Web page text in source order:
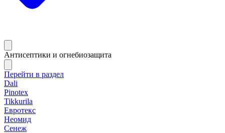
Антисептики и огнебиозащита
Перейти в раздел
Dali
Pinotex
Tikkurila
Евротекс
Неомид
Сенеж